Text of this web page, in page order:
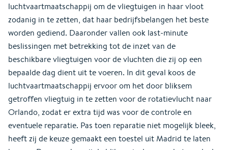
luchtvaartmaatschappij om de vliegtuigen in haar vloot
zodanig in te zetten, dat haar bedrijfsbelangen het beste
worden gediend. Daaronder vallen ook last-minute
beslissingen met betrekking tot de inzet van de
beschikbare vliegtuigen voor de vluchten die zij op een
bepaalde dag dient uit te voeren. In dit geval koos de
luchtvaartmaatschappij ervoor om het door bliksem
getroffen vliegtuig in te zetten voor de rotatievlucht naar
Orlando, zodat er extra tijd was voor de controle en
eventuele reparatie. Pas toen reparatie niet mogelijk bleek,
heeft zij de keuze gemaakt een toestel uit Madrid te laten